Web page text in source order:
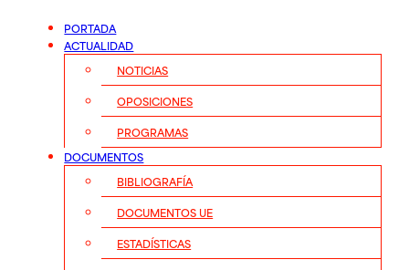
PORTADA
ACTUALIDAD
NOTICIAS
OPOSICIONES
PROGRAMAS
DOCUMENTOS
BIBLIOGRAFÍA
DOCUMENTOS UE
ESTADÍSTICAS